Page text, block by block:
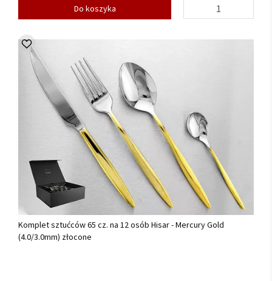
Do koszyka
Komplet sztućców 65 cz. na 12 osób Hisar - Mercury Gold
(4.0/3.0mm) złocone